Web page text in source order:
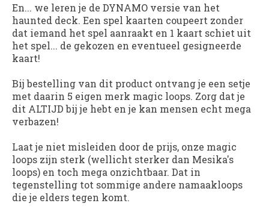
En... we leren je de DYNAMO versie van het
haunted deck. Een spel kaarten coupeert zonder
dat iemand het spel aanraakt en 1 kaart schiet uit
het spel... de gekozen en eventueel gesigneerde
kaart!
Bij bestelling van dit product ontvang je een setje
met daarin 5 eigen merk magic loops. Zorg dat je
dit ALTIJD bij je hebt en je kan mensen echt mega
verbazen!
Laat je niet misleiden door de prijs, onze magic
loops zijn sterk (wellicht sterker dan Mesika's
loops) en toch mega onzichtbaar. Dat in
tegenstelling tot sommige andere namaakloops
die je elders tegen komt.